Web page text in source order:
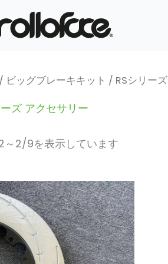
/ ビッグブレーキキット / RSシリーズ
ズ アクセサリー
～2/9を表示しています
い